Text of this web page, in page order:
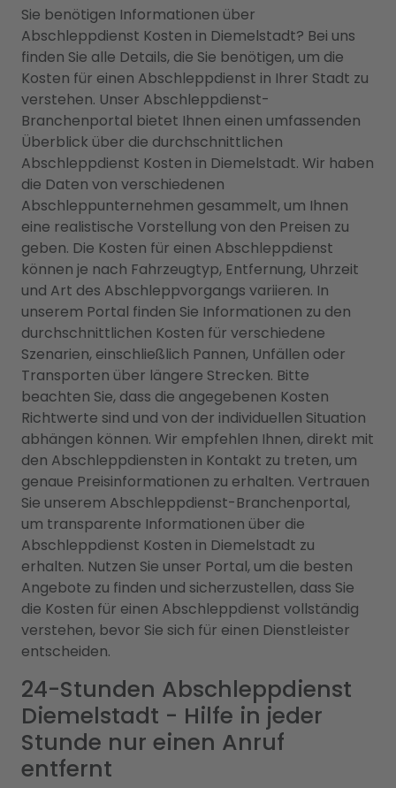
Sie benötigen Informationen über
Abschleppdienst Kosten in Diemelstadt? Bei uns
finden Sie alle Details, die Sie benötigen, um die
Kosten für einen Abschleppdienst in Ihrer Stadt zu
verstehen. Unser Abschleppdienst-
Branchenportal bietet Ihnen einen umfassenden
Überblick über die durchschnittlichen
Abschleppdienst Kosten in Diemelstadt. Wir haben
die Daten von verschiedenen
Abschleppunternehmen gesammelt, um Ihnen
eine realistische Vorstellung von den Preisen zu
geben. Die Kosten für einen Abschleppdienst
können je nach Fahrzeugtyp, Entfernung, Uhrzeit
und Art des Abschleppvorgangs variieren. In
unserem Portal finden Sie Informationen zu den
durchschnittlichen Kosten für verschiedene
Szenarien, einschließlich Pannen, Unfällen oder
Transporten über längere Strecken. Bitte
beachten Sie, dass die angegebenen Kosten
Richtwerte sind und von der individuellen Situation
abhängen können. Wir empfehlen Ihnen, direkt mit
den Abschleppdiensten in Kontakt zu treten, um
genaue Preisinformationen zu erhalten. Vertrauen
Sie unserem Abschleppdienst-Branchenportal,
um transparente Informationen über die
Abschleppdienst Kosten in Diemelstadt zu
erhalten. Nutzen Sie unser Portal, um die besten
Angebote zu finden und sicherzustellen, dass Sie
die Kosten für einen Abschleppdienst vollständig
verstehen, bevor Sie sich für einen Dienstleister
entscheiden.
24-Stunden Abschleppdienst
Diemelstadt - Hilfe in jeder
Stunde nur einen Anruf
entfernt